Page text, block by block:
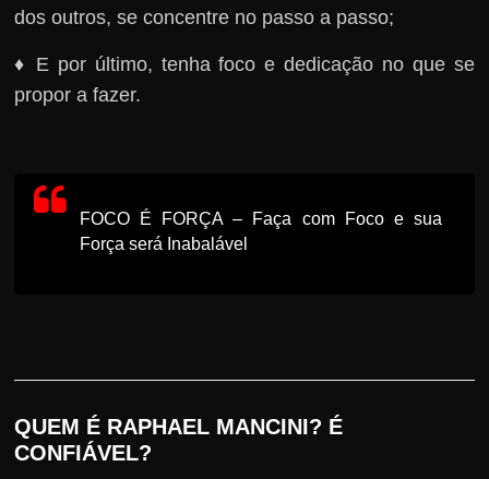
dos outros, se concentre no passo a passo;
♦ E por último, tenha foco e dedicação no que se
propor a fazer.
FOCO É FORÇA – Faça com Foco e sua
Força será Inabalável
QUEM É RAPHAEL MANCINI? É
CONFIÁVEL?